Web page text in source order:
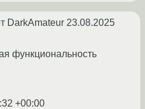
DarkAmateur 23.08.2025
функциональность
+00:00